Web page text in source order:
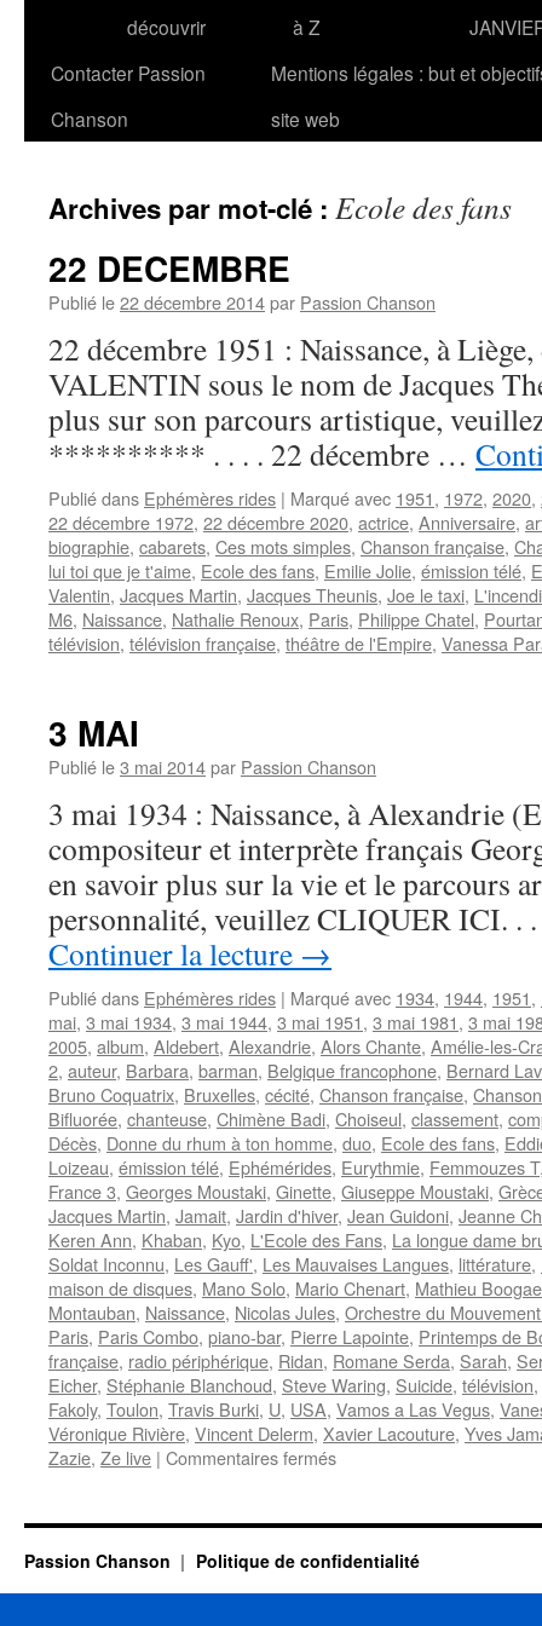
découvrir
à Z
Contacter Passion
Chanson
Mentions légales : but et
site web
Archives par mot-clé : Ecole des fans
22 DECEMBRE
Publié le22 décembre 2014par Passion Chanson
22 décembre 1951 : Naissance, à
VALENTIN sous le nom de Jacques
plus sur son parcours artistique,
********** . . . . 22 décembre …
Publié dans Ephémères rides | Marqué avec 1951, 1972, 2020,
22 décembre 1972, 22 décembre 2020, actrice, Anniversaire,
biographie, cabarets, Ces mots simples, Chanson française,
lui toi que je t'aime, Ecole des fans, Emilie Jolie, émission télé,
Valentin, Jacques Martin, Jacques Theunis, Joe le taxi,
M6, Naissance, Nathalie Renoux, Paris, Philippe Chatel,
télévision, télévision française, théâtre de l'Empire, Vanessa
3 MAI
Publié le3 mai 2014par Passion Chanson
3 mai 1934 : Naissance, à Alexandrie
compositeur et interprète français
en savoir plus sur la vie et le parcours
personnalité, veuillez CLIQUER
Continuer la lecture →
Publié dans Ephémères rides | Marqué avec 1934, 1944, 1951,
mai, 3 mai 1934, 3 mai 1944, 3 mai 1951, 3 mai 1981, 3 mai
2005, album, Aldebert, Alexandrie, Alors Chante, Amélie-les-
2, auteur, Barbara, barman, Belgique francophone, Bernard
Bruno Coquatrix, Bruxelles, cécité, Chanson française,
Bifluorée, chanteuse, Chimène Badi, Choiseul, classement,
Décès, Donne du rhum à ton homme, duo, Ecole des fans,
Loizeau, émission télé, Ephémérides, Eurythmie, Femmouzes T
France 3, Georges Moustaki, Ginette, Giuseppe Moustaki,
Jacques Martin, Jamait, Jardin d'hiver, Jean Guidoni, Jeanne
Keren Ann, Khaban, Kyo, L'Ecole des Fans, La longue dame
Soldat Inconnu, Les Gauff', Les Mauvaises Langues, littérature,
maison de disques, Mano Solo, Mario Chenart, Mathieu
Montauban, Naissance, Nicolas Jules, Orchestre du
Paris, Paris Combo, piano-bar, Pierre Lapointe, Printemps de
française, radio périphérique, Ridan, Romane Serda, Sarah,
Eicher, Stéphanie Blanchoud, Steve Waring, Suicide, télévision,
Fakoly, Toulon, Travis Burki, U, USA, Vamos a Las Vegus,
Véronique Rivière, Vincent Delerm, Xavier Lacouture, Yves
Zazie, Ze live | Commentaires ferméssur
Passion Chanson Politique de confidentialité